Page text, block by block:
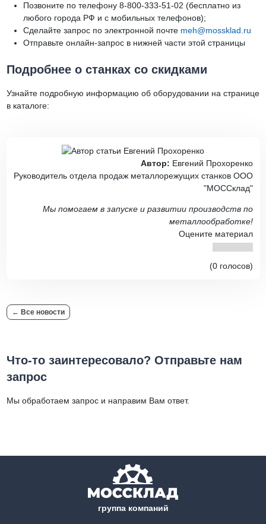
Позвоните по телефону 8-800-333-51-02 (бесплатно из
любого города РФ и с мобильных телефонов);
Сделайте запрос по электронной почте meh@mossklad.ru
Отправьте онлайн-запрос в нижней части этой страницы
Подробнее о станках со скидками
Узнайте подробную информацию об оборудовании на странице
в каталоге:
Автор: Евгений Прохоренко
Руководитель отдела продаж металлорежущих станков ООО
"МОССклад"
Мы помогаем в запуске и развитии производств по
металлообработке!
Оцените материал
(0 голосов)
← Все новости
Что-то заинтересовало? Отправьте нам
запрос
Мы обработаем запрос и направим Вам ответ.
группа компаний